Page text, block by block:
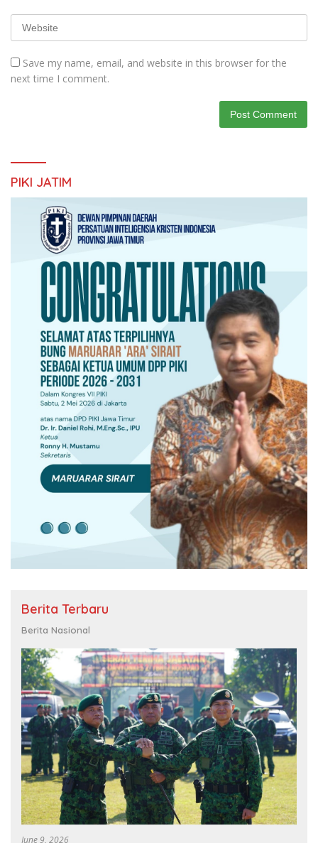
Save my name, email, and website in this browser for the
next time I comment.
PIKI JATIM
Berita Terbaru
Berita Nasional
June 9, 2026